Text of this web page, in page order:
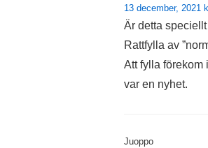
13 december, 2021
Är detta
Rattfylla av
Att fylla förekom
var en nyhet.
Juoppo